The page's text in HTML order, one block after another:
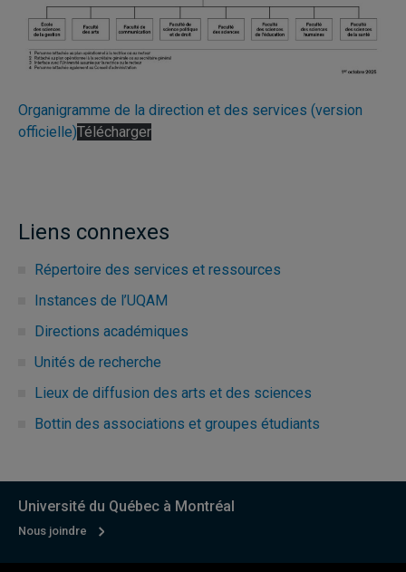
Liens connexes
Répertoire des services et ressources
Instances de l’UQAM
Directions académiques
Unités de recherche
Lieux de diffusion des arts et des sciences
Bottin des associations et groupes étudiants
Organigramme de la direction et des services (version
officielle)Télécharger
Université du Québec à Montréal
Nous joindre